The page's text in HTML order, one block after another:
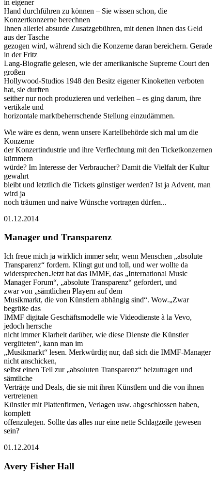
in eigener
Hand durchführen zu können – Sie wissen schon, die
Konzertkonzerne berechnen
Ihnen allerlei absurde Zusatzgebühren, mit denen Ihnen das Geld
aus der Tasche
gezogen wird, während sich die Konzerne daran bereichern. Gerade
in der Fritz
Lang-Biografie gelesen, wie der amerikanische Supreme Court den
großen
Hollywood-Studios 1948 den Besitz eigener Kinoketten verboten
hat, sie durften
seither nur noch produzieren und verleihen – es ging darum, ihre
vertikale und
horizontale marktbeherrschende Stellung einzudämmen.
Wie wäre es denn, wenn unsere Kartellbehörde sich mal um die
Konzerne
der Konzertindustrie und ihre Verflechtung mit den Ticketkonzernen
kümmern
würde? Im Interesse der Verbraucher? Damit die Vielfalt der Kultur
gewahrt
bleibt und letztlich die Tickets günstiger werden? Ist ja Advent, man
wird ja
noch träumen und naive Wünsche vortragen dürfen...
01.12.2014
Manager und Transparenz
Ich freue mich ja wirklich immer sehr, wenn Menschen „absolute
Transparenz“ fordern. Klingt gut und toll, und wer wollte da
widersprechen.Jetzt hat das IMMF, das „International Music
Manager Forum“, „absolute Transparenz“ gefordert, und
zwar von „sämtlichen Playern auf dem
Musikmarkt, die von Künstlern abhängig sind“. Wow.„Zwar
begrüße das
IMMF digitale Geschäftsmodelle wie Videodienste à la Vevo,
jedoch herrsche
nicht immer Klarheit darüber, wie diese Dienste die Künstler
vergüteten“, kann man im
„Musikmarkt“ lesen. Merkwürdig nur, daß sich die IMMF-Manager
nicht anschicken,
selbst einen Teil zur „absoluten Transparenz“ beizutragen und
sämtliche
Verträge und Deals, die sie mit ihren Künstlern und die von ihnen
vertretenen
Künstler mit Plattenfirmen, Verlagen usw. abgeschlossen haben,
komplett
offenzulegen. Sollte das alles nur eine nette Schlagzeile gewesen
sein?
01.12.2014
Avery Fisher Hall